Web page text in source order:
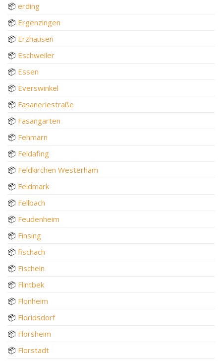
📦 erding
📦 Ergenzingen
📦 Erzhausen
📦 Eschweiler
📦 Essen
📦 Everswinkel
📦 Fasaneriestraße
📦 Fasangarten
📦 Fehmarn
📦 Feldafing
📦 Feldkirchen Westerham
📦 Feldmark
📦 Fellbach
📦 Feudenheim
📦 Finsing
📦 fischach
📦 Fischeln
📦 Flintbek
📦 Flonheim
📦 Floridsdorf
📦 Flörsheim
📦 Florstadt